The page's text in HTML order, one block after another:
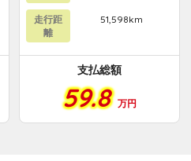
走行距
離
51,598km
支払総額
59.8 万円